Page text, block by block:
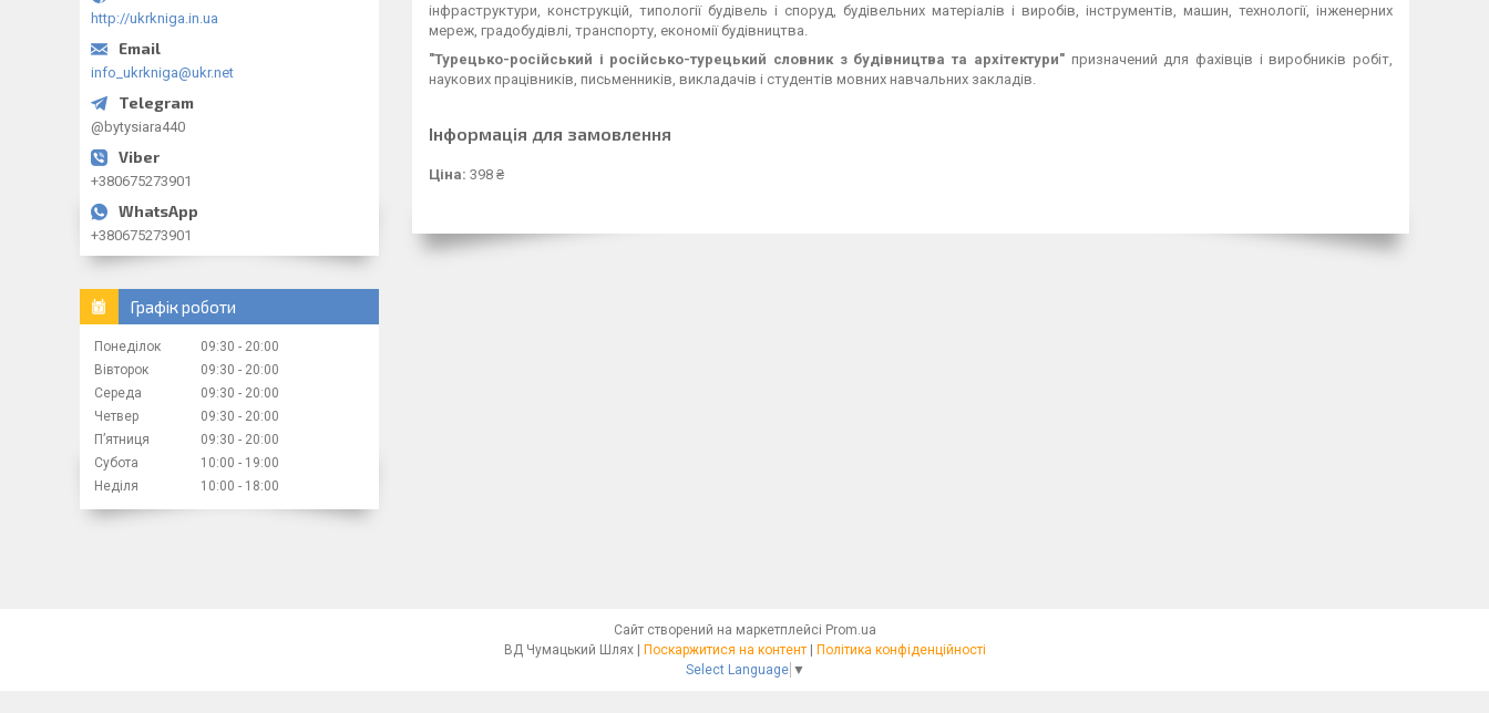
інфраструктури, конструкцій, типології будівель і споруд, будівельних матеріалів і виробів, інструментів, машин, технології, інженерних
мереж, градобудівлі, транспорту, економії будівництва.
"Турецько-російський і російсько-турецький словник з будівництва та архітектури"призначений для фахівців і виробників робіт,
наукових працівників, письменників, викладачів і студентів мовних навчальних закладів.
Інформація для замовлення
Ціна: 398 ₴
http://ukrkniga.in.ua
info_ukrkniga@ukr.net
@bytysiara440
+380675273901
+380675273901
Графік роботи
Понеділок 09:30
20:00
Вівторок
09:30
20:00
Середа
09:30
20:00
Четвер
09:30
20:00
Пʼятниця
09:30
20:00
Субота
10:00
19:00
Неділя
10:00 18:00
Сайт створений на маркетплейсі Prom.ua
ВД Чумацький Шлях | Поскаржитися на контент | Політика конфіденційності
Select Language ▼